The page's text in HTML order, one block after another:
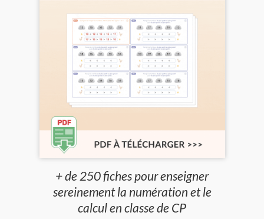
+ de 250 fiches pour enseigner
sereinement la numération et le
calcul en classe de CP